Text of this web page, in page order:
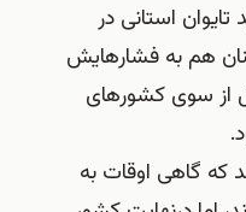
استانی در
هم به فشارهایش
از سوی کشورهای
که گاهی اوقات به